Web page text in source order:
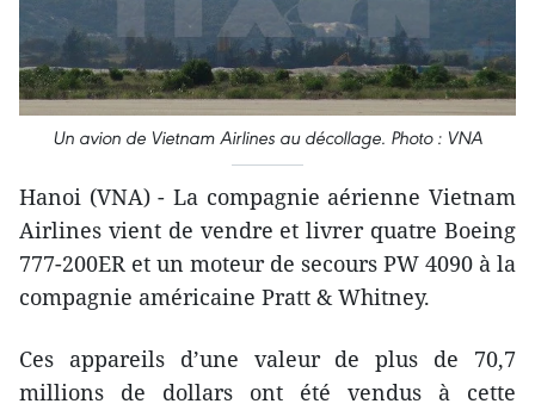
Un avion de Vietnam Airlines au décollage. Photo : VNA
Hanoi (VNA) - La compagnie aérienne Vietnam
Airlines vient de vendre et livrer quatre Boeing
777-200ER et un moteur de secours PW 4090 à la
compagnie américaine Pratt & Whitney.
Ces appareils d’une valeur de plus de 70,7
millions de dollars ont été vendus à cette